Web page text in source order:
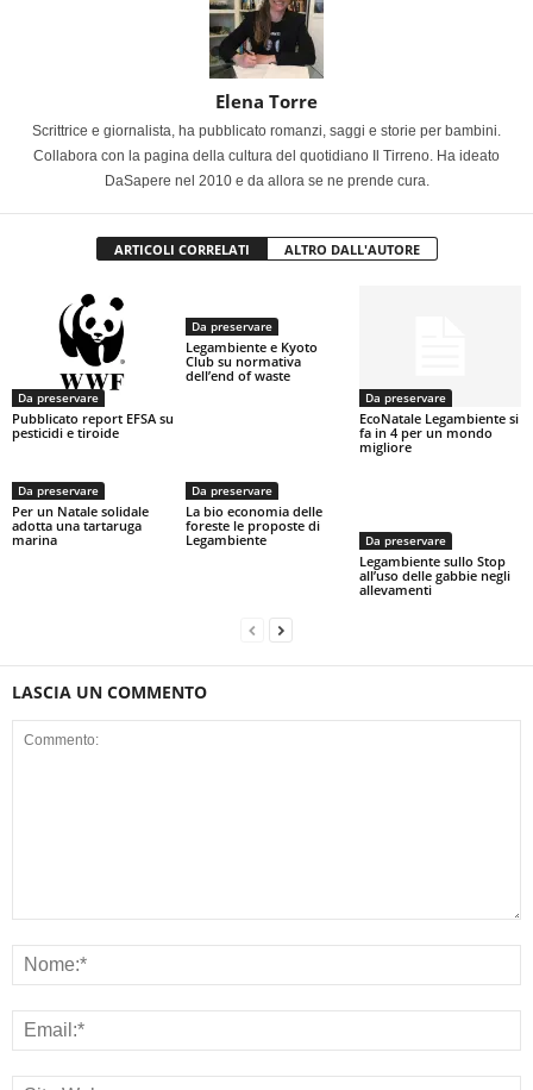
Elena Torre
Scrittrice e giornalista, ha pubblicato romanzi, saggi e storie per bambini.
Collabora con la pagina della cultura del quotidiano Il Tirreno. Ha ideato
DaSapere nel 2010 e da allora se ne prende cura.
ARTICOLI CORRELATI ALTRO DALL'AUTORE
Da preservare
Pubblicato report EFSA su
pesticidi e tiroide
Da preservare
Legambiente e Kyoto
Club su normativa
dell’end of waste
Da preservare
EcoNatale Legambiente si
fa in 4 per un mondo
migliore
Da preservare
Per un Natale solidale
adotta una tartaruga
marina
Da preservare
La bio economia delle
foreste le proposte di
Legambiente
Da preservare
Legambiente sullo Stop
all’uso delle gabbie negli
allevamenti
LASCIA UN COMMENTO